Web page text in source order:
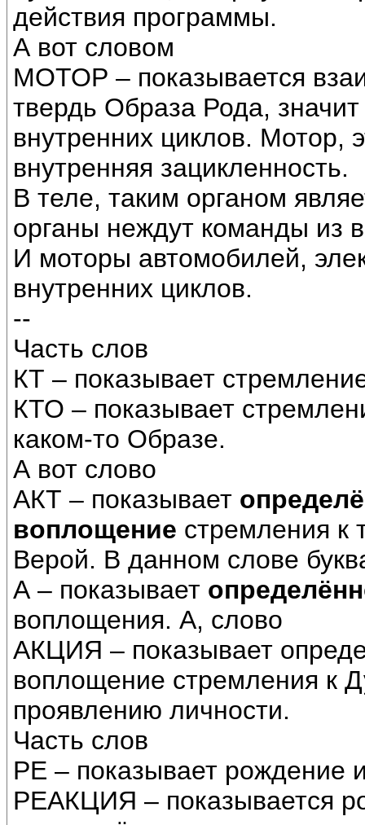
действия программы.
А вот словом
МОТОР – показывается
твердь Образа Рода,
внутренних циклов. Мотор,
внутренняя зацикленность.
В теле, таким органом
органы неждут команды из
И моторы автомобилей,
внутренних циклов.
--
Часть слов
КТ – показывает
КТО – показывает
каком-то Образе.
А вот слово
АКТ – показывает
воплощение стремления к
Верой. В данном слове
А – показывает
воплощения. А, слово
АКЦИЯ – показывает
воплощение стремления к
проявлению личности.
Часть слов
РЕ – показывает рождение
РЕАКЦИЯ – показывается